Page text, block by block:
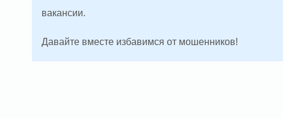
вакансии.
Давайте вместе избавимся от мошенников!